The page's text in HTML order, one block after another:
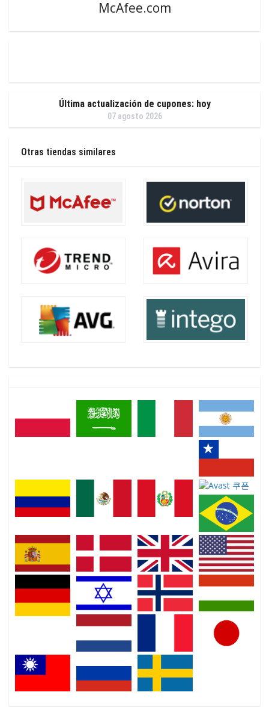
McAfee.com
Última actualización de cupones: hoy
07 agosto 2026
Otras tiendas similares